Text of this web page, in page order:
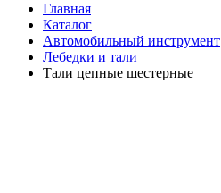
Главная
Каталог
Автомобильный инструмент
Лебедки и тали
Тали цепные шестерные